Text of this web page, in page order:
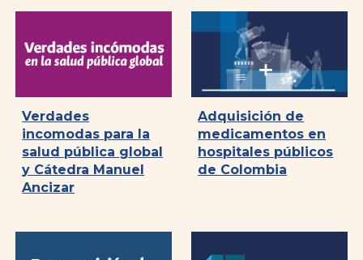
Verdades
incomodas para la
salud pública global
y Cátedra Manuel
Ancizar
Adquisición de
medicamentos en
hospitales públicos
de Colombia